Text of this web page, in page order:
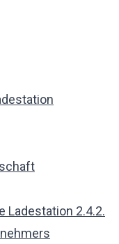
Ladestation 2.4.2.